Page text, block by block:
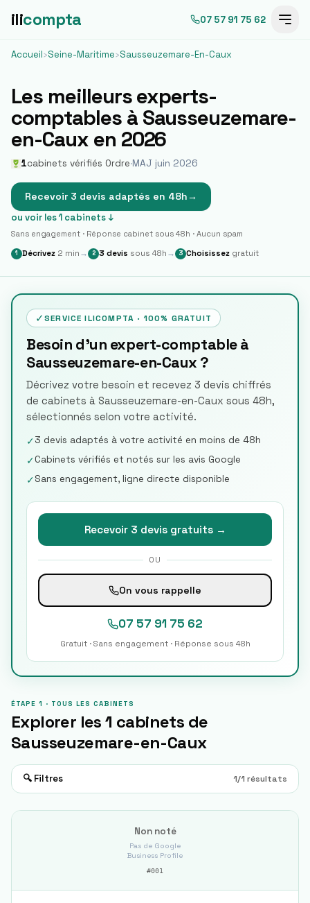
ilicompta 07 57 91 75 62
Accueil›Seine-Maritime›Sausseuzemare-En-Caux
Les meilleurs experts-
comptables à Sausseuzemare-
en-Cauxen 2026
1cabinets vérifiés Ordre·MAJ juin 2026
Recevoir 3 devis adaptés en 48h→
ou voir les1 cabinets ↓
Sans engagement · Réponse cabinet sous 48h · Aucun spam
1 Décrivez 2 min → 2 3 devis sous 48h → 3 Choisissez gratuit
✓ SERVICE ILICOMPTA · 100% GRATUIT
Besoin d'un expert-comptable à
Sausseuzemare-en-Caux ?
Décrivez votre besoin et recevez 3 devis chiffrés
de cabinets à Sausseuzemare-en-Caux sous 48h,
sélectionnés selon votre activité.
✓3 devis adaptés à votre activité en moins de 48h
✓Cabinets vérifiés et notés sur les avis Google
✓Sans engagement, ligne directe disponible
Recevoir 3 devis gratuits →
OU
On vous rappelle
07 57 91 75 62
Gratuit · Sans engagement · Réponse sous 48h
ÉTAPE 1 · TOUS LES CABINETS
Explorer les1 cabinets de
Sausseuzemare-en-Caux
🔍 Filtres 1/1 résultats
Non noté
Pas de Google
Business Profile
#001